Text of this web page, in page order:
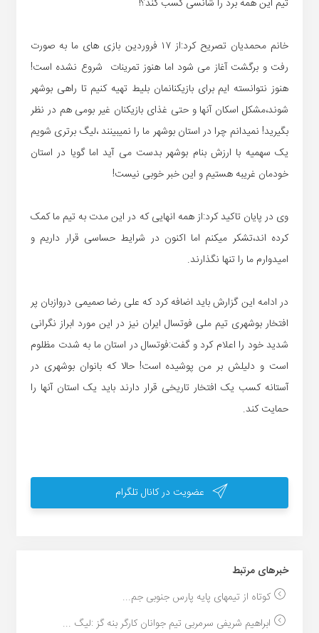
تیم این همه برد را شانسی کسب کند؟!
خانم محمدیان تصریح کرد:از ۱۷ فروردین بازی های ما به صورت
رفت و برگشت آغاز می شود اما هنوز تمرینات شروع نشده است!
هنوز نتوانسته ایم برای بازیکنانمان بلیط تهیه کنیم تا راهی بوشهر
شوند،مشکل اسکان آنها و حتی غذای بازیکنان غیر بومی هم در نظر
بگیرید! نمیدانم چرا در استان بوشهر ما را نمیبینند ،لیگ برتری شویم
یک سهمیه با ارزش بنام بوشهر بدست می آید اما گویا در استان
خودمان غریبه هستیم و این خبر خوبی نیست!
وی در پایان تاکید کرد:از همه انهایی که در این مدت به تیم ما کمک
کرده اند،تشکر میکنم اما اکنون در شرایط حساسی قرار داریم و
امیدوارم ما را تنها نگذارند.
در ادامه این گزارش باید اضافه کرد که علی رضا صمیمی دروازبان پر
افتخار بوشهری تیم ملی فوتسال ایران نیز در این مورد ابراز نگرانی
شدید خود را اعلام کرد و گفت:فوتسال در استان ما به شدت مظلوم
است و دلیلش بر من پوشیده است! حالا که بانوان بوشهری در
آستانه کسب یک افتخار تاریخی قرار دارند باید یک استان آنها را
حمایت کند.
عضویت در کانال تلگرام
خبر‌های مرتبط
کوتاه از تیمهای پایه پارس جنوبی جم...
ابراهیم شریفی سرمربی تیم جوانان کارگر بنه گز :لیگ ...